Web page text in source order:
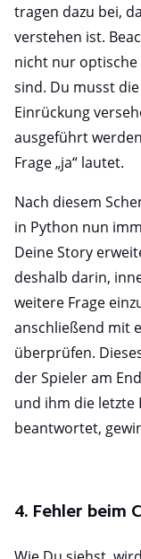
tragen dazu bei,
verstehen ist.
nicht nur
sind. Du musst
Einrückung
ausgeführt
Frage „ja“ lautet.
Nach diesem
in Python nun
Deine Story
deshalb darin,
weitere Frage
anschließend mit
überprüfen.
der Spieler am
und ihm die letzte
beantwortet,
4. Fehler beim